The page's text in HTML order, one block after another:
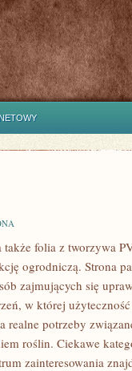
folia z tworzywa
ogrodniczą. Strona
zajmujących się
w której
realne potrzeby
roślin. Ciekawe
zainteresowania